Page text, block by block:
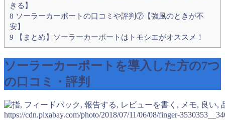
きる】
8 ソーラーカーポートの口コミや評判⑦【強風のときが不
安】
9 【まとめ】ソーラーカーポートはトモシエがオススメ！
ソーラーカーポートを導入した方の7つ
の口コミ・評判
https://cdn.pixabay.com/photo/2018/07/11/06/08/finger-